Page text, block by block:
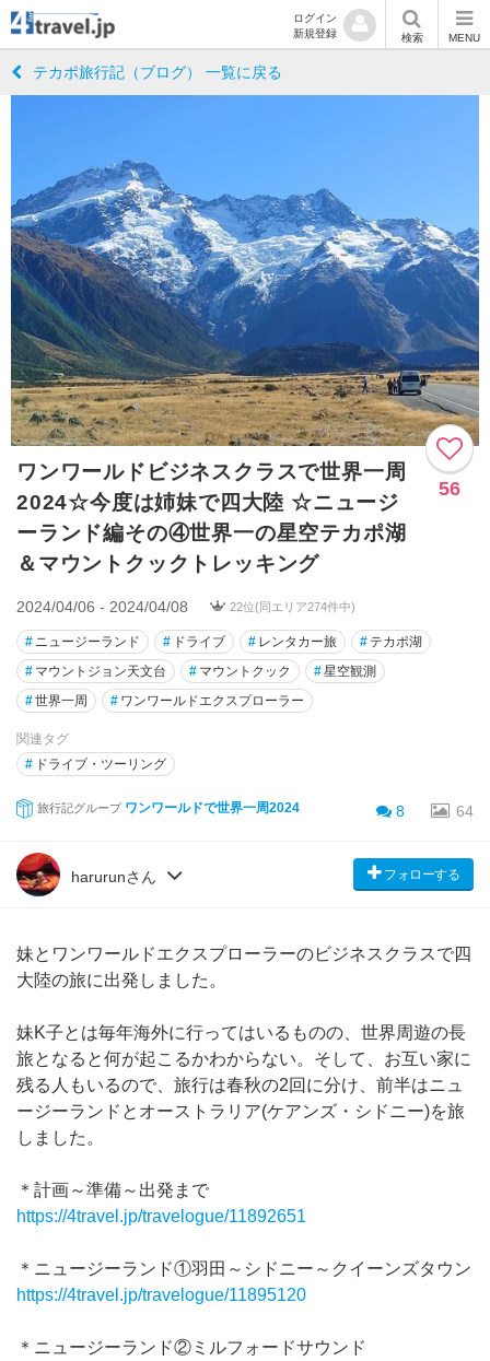
ログイン
新規登録
検索 MENU
テカポ旅行記（ブログ） 一覧に戻る
ワンワールドビジネスクラスで世界一周
2024☆今度は姉妹で四大陸 ☆ニュージ
ーランド編その④世界一の星空テカポ湖
＆マウントクックトレッキング
56
2024/04/06 - 2024/04/08 22位(同エリア274件中)
# ニュージーランド # ドライブ # レンタカー旅 # テカポ湖
# マウントジョン天文台 # マウントクック #星空観測
#世界一周 # ワンワールドエクスプローラー
関連タグ
# ドライブ・ツーリング
旅行記グループ ワンワールドで世界一周2024 8 64
harurunさん フォローする
妹とワンワールドエクスプローラーのビジネスクラスで四
大陸の旅に出発しました。
妹K子とは毎年海外に行ってはいるものの、世界周遊の長
旅となると何が起こるかわからない。そして、お互い家に
残る人もいるので、旅行は春秋の2回に分け、前半はニュ
ージーランドとオーストラリア(ケアンズ・シドニー)を旅
しました。
＊計画～準備～出発まで
https://4travel.jp/travelogue/11892651
＊ニュージーランド①羽田～シドニー～クイーンズタウン
https://4travel.jp/travelogue/11895120
＊ニュージーランド②ミルフォードサウンド